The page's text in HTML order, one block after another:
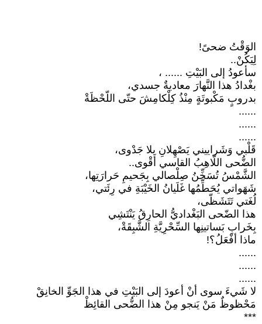
الوَقْتُ ضحىً!
لِيَكُنْ..
سأعودُ إلى البَيْتِ ...... ،
بغْدادُ هذا النَّهارَ معاديةٌ جسدي،
بدروبٍ مَكْبوتَةٍ مِنْذُ كِلْكامِشَ حتّى اللّحْظَةْ
......
......
......
قَلْبي وَشَراييني يَصْهِلانِ بلا جَدْوى،
الضُّحى اللّاهِبُ القاسي أَقْوى..
الشَّمْسُ تُسَخِّنُ صِلْصالي بِجَحيمِ حَرارَتِها،
شَهَواتي يُحَطِّمُها غَلَيانُ الخَيْبَةِ في رِئَتي،
لُغَتي تَتَشَظّى،
هذا الضّحى البَغْداديُّ الحارِقُ يَنْتَشِي
بِخَرابِ بَساتينِها السِّحْرِيَّةِ الشَّبِقَةْ،
ماذا أفْعَلُ؟!
......
......
......
لا شَيءَ سوى أنْ أعودَ إلى البَيْتِ في هذا الجَوِّ الخانِقْ
مَحْظوظٌ مَنْ يَنجو مِنْ هذا الضُّحى القائِظْ
***